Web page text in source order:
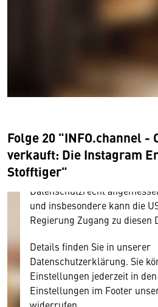
Folge 20 "INFO.channel -
verkauft: Die Instagram
Stofftiger"
Wir benötigen Ihre
Hier würden wir Ihnen
personenbezogene technische
und Nutzerverhalten
amerikanischen Anbietern
Diese Daten unterliegen
Datenschutzrecht
und insbesondere kann die
Regierung Zugang zu diesen
Details finden Sie in unserer
Datenschutzerklärung. Sie
Einstellungen jederzeit in
Einstellungen im Footer